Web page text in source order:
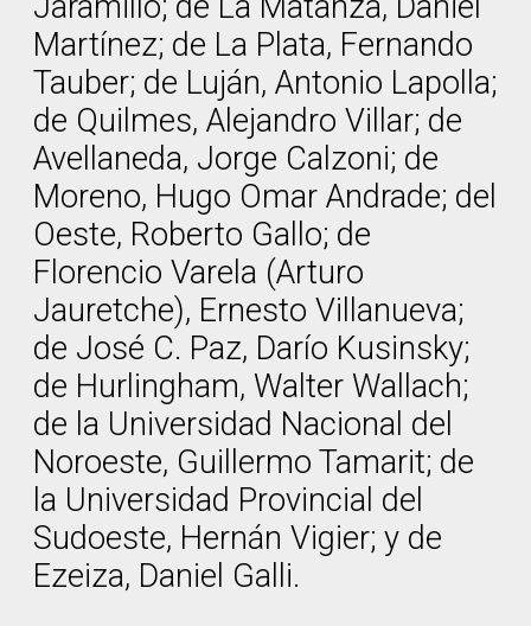
Martínez; de La Plata, Fernando
Tauber; de Luján, Antonio Lapolla;
de Quilmes, Alejandro Villar; de
Avellaneda, Jorge Calzoni; de
Moreno, Hugo Omar Andrade; del
Oeste, Roberto Gallo; de
Florencio Varela (Arturo
Jauretche), Ernesto Villanueva;
de José C. Paz, Darío Kusinsky;
de Hurlingham, Walter Wallach;
de la Universidad Nacional del
Noroeste, Guillermo Tamarit; de
la Universidad Provincial del
Sudoeste, Hernán Vigier; y de
Ezeiza, Daniel Galli.